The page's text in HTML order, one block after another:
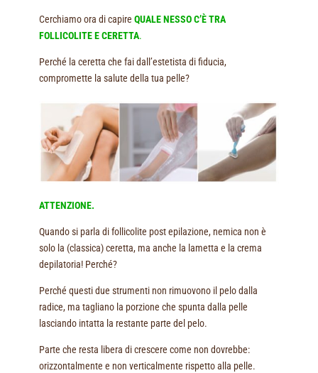
Cerchiamo ora di capire QUALE NESSO C’È TRA
FOLLICOLITE E CERETTA.
Perché la ceretta che fai dall’estetista di fiducia,
compromette la salute della tua pelle?
ATTENZIONE.
Quando si parla di follicolite post epilazione, nemica non è
solo la (classica) ceretta, ma anche la lametta e la crema
depilatoria! Perché?
Perché questi due strumenti non rimuovono il pelo dalla
radice, ma tagliano la porzione che spunta dalla pelle
lasciando intatta la restante parte del pelo.
Parte che resta libera di crescere come non dovrebbe:
orizzontalmente e non verticalmente rispetto alla pelle.